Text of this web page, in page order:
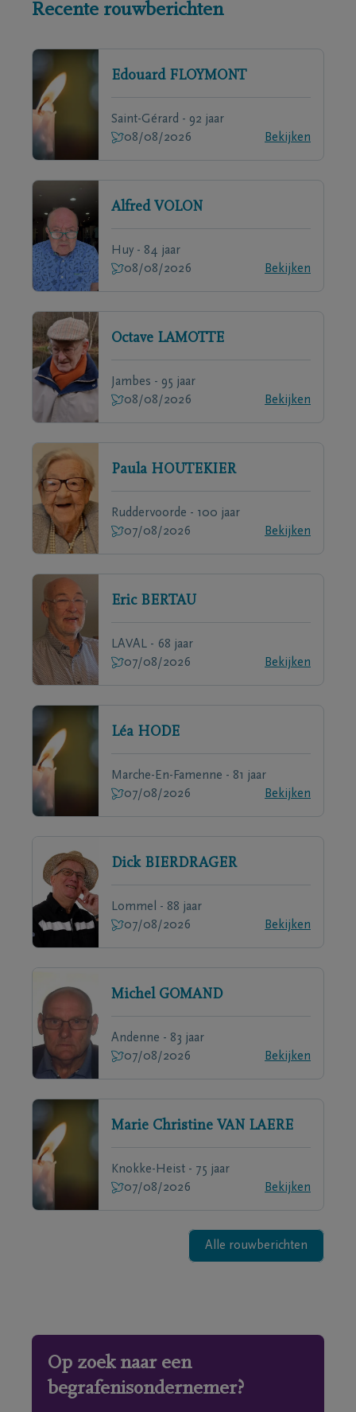
Recente rouwberichten
Edouard FLOYMONT
Saint-Gérard - 92 jaar
08/08/2026
Bekijken
Alfred VOLON
Huy - 84 jaar
08/08/2026
Bekijken
Octave LAMOTTE
Jambes - 95 jaar
08/08/2026
Bekijken
Paula HOUTEKIER
Ruddervoorde - 100 jaar
07/08/2026
Bekijken
Eric BERTAU
LAVAL - 68 jaar
07/08/2026
Bekijken
Léa HODE
Marche-En-Famenne - 81 jaar
07/08/2026
Bekijken
Dick BIERDRAGER
Lommel - 88 jaar
07/08/2026
Bekijken
Michel GOMAND
Andenne - 83 jaar
07/08/2026
Bekijken
Marie Christine VAN LAERE
Knokke-Heist - 75 jaar
07/08/2026
Bekijken
Alle rouwberichten
Op zoek naar een
begrafenisondernemer?